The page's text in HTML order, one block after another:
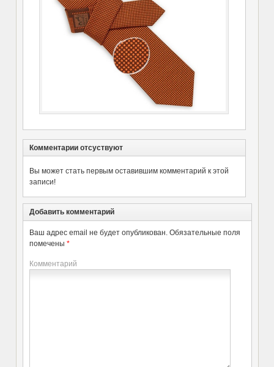
Комментарии отсуствуют
Вы может стать первым оставившим комментарий к этой
записи!
Добавить комментарий
Ваш адрес email не будет опубликован. Обязательные поля
помечены *
Комментарий